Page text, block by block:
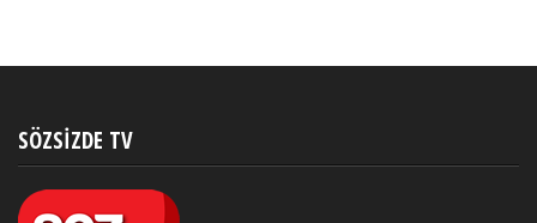
SÖZSIZDE TV